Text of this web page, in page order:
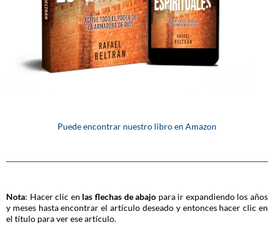
Puede encontrar nuestro libro en Amazon
Nota: Hacer clic en las flechas de abajo para ir expandiendo los años
y meses hasta encontrar el artículo deseado y entonces hacer clic en
el título para ver ese artículo.